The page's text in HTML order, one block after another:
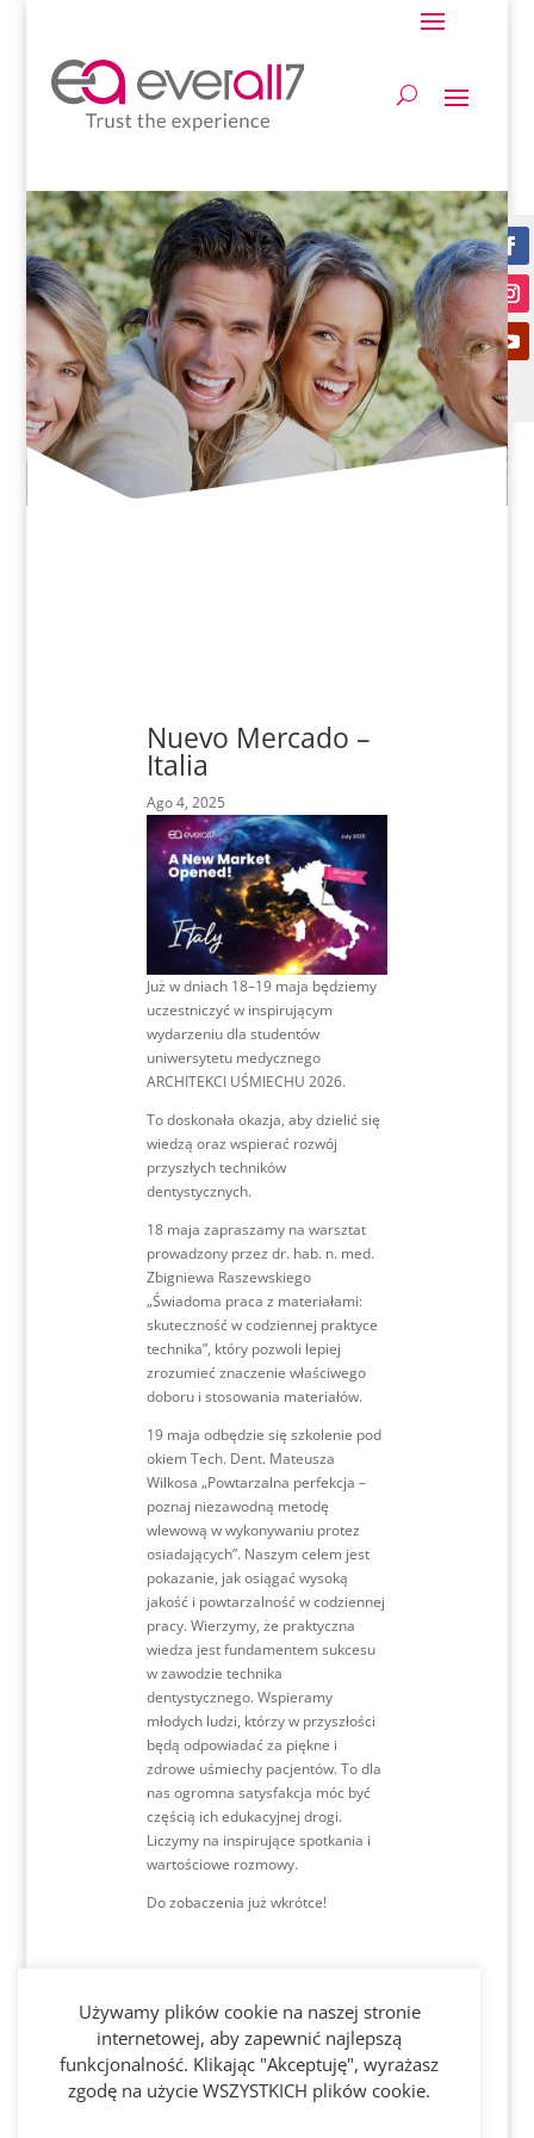
Nuevo Mercado –
Italia
Ago 4, 2025
Już w dniach 18–19 maja będziemy
uczestniczyć w inspirującym
wydarzeniu dla studentów
uniwersytetu medycznego
ARCHITEKCI UŚMIECHU 2026.
To doskonała okazja, aby dzielić się
wiedzą oraz wspierać rozwój
przyszłych techników
dentystycznych.
18 maja zapraszamy na warsztat
prowadzony przez dr. hab. n. med.
Zbigniewa Raszewskiego
„Świadoma praca z materiałami:
skuteczność w codziennej praktyce
technika”, który pozwoli lepiej
zrozumieć znaczenie właściwego
doboru i stosowania materiałów.
19 maja odbędzie się szkolenie pod
okiem Tech. Dent. Mateusza
Wilkosa „Powtarzalna perfekcja –
poznaj niezawodną metodę
wlewową w wykonywaniu protez
osiadających”. Naszym celem jest
pokazanie, jak osiągać wysoką
jakość i powtarzalność w codziennej
pracy. Wierzymy, że praktyczna
wiedza jest fundamentem sukcesu
w zawodzie technika
dentystycznego. Wspieramy
młodych ludzi, którzy w przyszłości
będą odpowiadać za piękne i
zdrowe uśmiechy pacjentów. To dla
nas ogromna satysfakcja móc być
częścią ich edukacyjnej drogi.
Liczymy na inspirujące spotkania i
wartościowe rozmowy.
Do zobaczenia już wkrótce!
Sprawdź
Gazetkę Q2
Używamy plików cookie na naszej stronie
internetowej, aby zapewnić najlepszą
funkcjonalność. Klikając "Akceptuję", wyrażasz
zgodę na użycie WSZYSTKICH plików cookie.